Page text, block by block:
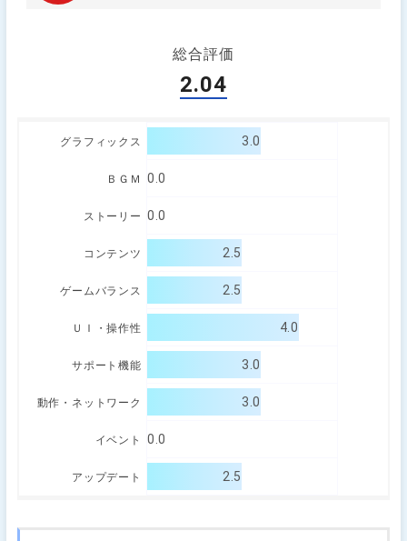
総合評価
2.04
グラフィックス 3.0
ＢＧＭ 0.0
ストーリー 0.0
コンテンツ 2.5
ゲームバランス 2.5
ＵＩ・操作性 4.0
サポート機能 3.0
動作・ネットワーク 3.0
イベント 0.0
アップデート 2.5